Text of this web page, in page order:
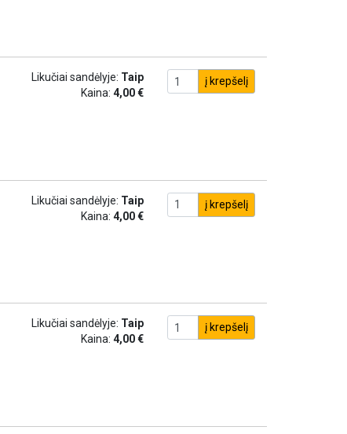
Likučiai sandėlyje: Taip
Kaina: 4,00 €
į krepšelį
Likučiai sandėlyje: Taip
Kaina: 4,00 €
į krepšelį
Likučiai sandėlyje: Taip
Kaina: 4,00 €
į krepšelį